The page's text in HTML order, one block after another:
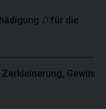
D für die